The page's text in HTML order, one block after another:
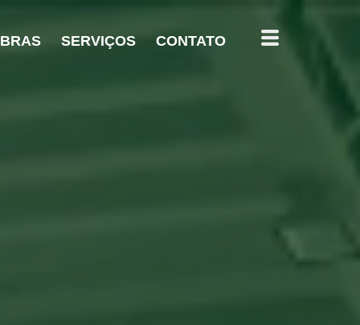
SERVIÇOS CONTATO